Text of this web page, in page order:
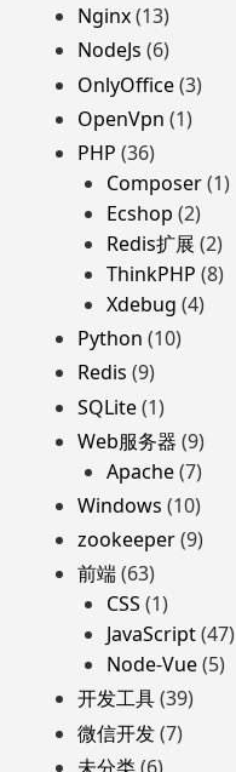
Nginx(13)
NodeJs (6)
OnlyOffice(3)
OpenVpn (1)
PHP (36)
Composer(1)
Ecshop (2)
Redis扩展 (2)
ThinkPHP (8)
Xdebug (4)
Python (10)
Redis (9)
SQLite(1)
Web服务器 (9)
Apache(7)
Windows (10)
zookeeper(9)
前端(63)
CSS (1)
JavaScript(47)
Node-Vue(5)
开发工具(39)
微信开发(7)